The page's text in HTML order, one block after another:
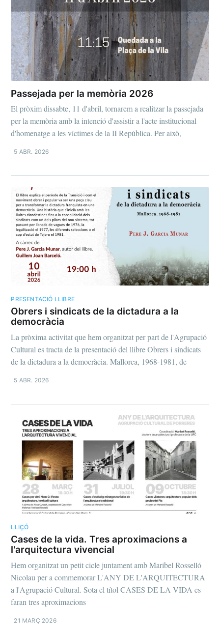
Passejada per la memòria 2026
El pròxim dissabte, 11 d'abril, tornarem a realitzar la passejada
per la memòria amb la intenció d'assistir a l'acte institucional
d'homenatge a les víctimes de la II República. Per això,
5 ABR. 2026
PRESENTACIÓ LLIBRE
Obrers i sindicats de la dictadura a la
democràcia
La pròxima activitat que hem organitzat per part de l'Agrupació
Cultural es tracta de la presentació del llibre Obrers i sindicats
de la dictadura a la democràcia. Mallorca, 1968-1981, de
5 ABR. 2026
LLIÇÓ
Cases de la vida. Tres aproximacions a
l'arquitectura vivencial
Hem organitzat un petit cicle juntament amb Maribel Rosselló
Nicolau per a commemorar L'ANY DE L'ARQUITECTURA
a l'Agrupació Cultural. Sota el títol CASES DE LA VIDA es
faran tres aproximacions
21 MARÇ 2026